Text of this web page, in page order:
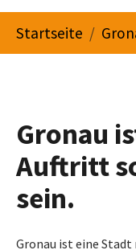
You are here:
Startseite
Gronau
Auftritt
sein.
Gronau ist eine